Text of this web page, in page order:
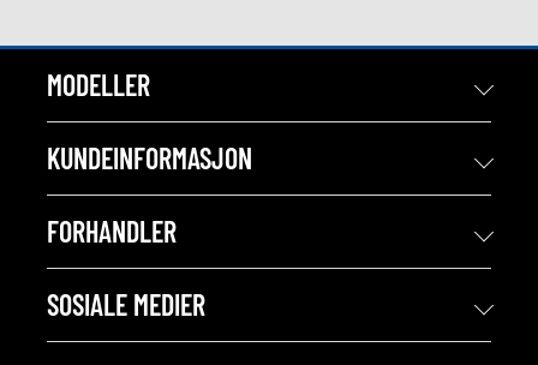
MODELLER
KUNDEINFORMASJON
FORHANDLER
SOSIALE MEDIER